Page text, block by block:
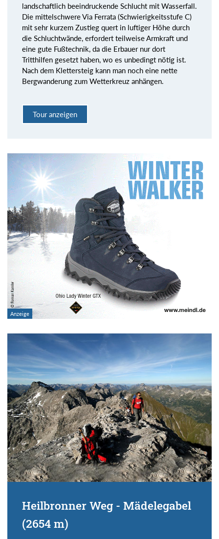
landschaftlich beeindruckende Schlucht mit Wasserfall.
Die mittelschwere Via Ferrata (Schwierigkeitsstufe C)
mit sehr kurzem Zustieg quert in luftiger Höhe durch
die Schluchtwände, erfordert teilweise Armkraft und
eine gute Fußtechnik, da die Erbauer nur dort
Tritthilfen gesetzt haben, wo es unbedingt nötig ist.
Nach dem Klettersteig kann man noch eine nette
Bergwanderung zum Wetterkreuz anhängen.
Tour anzeigen
Heilbronner Weg - Mädelegabel
(2654 m)